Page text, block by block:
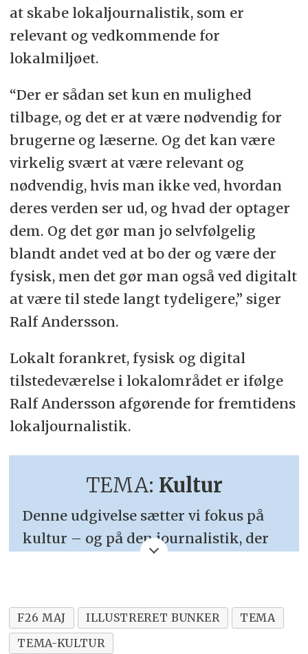
at skabe lokaljournalistik, som er
relevant og vedkommende for
lokalmiljøet.
“Der er sådan set kun en mulighed
tilbage, og det er at være nødvendig for
brugerne og læserne. Og det kan være
virkelig svært at være relevant og
nødvendig, hvis man ikke ved, hvordan
deres verden ser ud, og hvad der optager
dem. Og det gør man jo selvfølgelig
blandt andet ved at bo der og være der
fysisk, men det gør man også ved digitalt
at være til stede langt tydeligere,” siger
Ralf Andersson.
Lokalt forankret, fysisk og digital
tilstedeværelse i lokalområdet er ifølge
Ralf Andersson afgørende for fremtidens
lokaljournalistik.
TEMA: Kultur
Denne udgivelse sætter vi fokus på
kultur – og på den journalistik, der
I en medieverden præget af breaking,
algoritmer og konstant
F26 MAJ ILLUSTRERET BUNKER
TEMA
TEMA-KULTUR